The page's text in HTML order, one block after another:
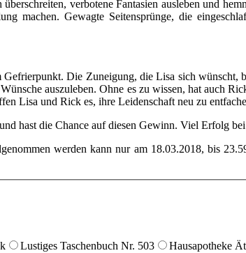
verbotene Fantasien ausleben und
machen. Gewagte Seitensprünge, die
Die Zuneigung, die Lisa sich wünscht,
auszuleben. Ohne es zu wissen, hat auch
Lisa und Rick es, ihre Leidenschaft neu zu
hast die Chance auf diesen Gewinn. Viel Erfolg
werden kann nur am 18.03.2018, bis
Lustiges Taschenbuch Nr. 503 Hausapotheke